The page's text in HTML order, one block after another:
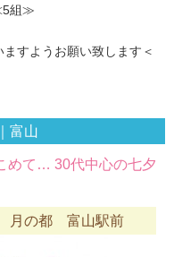
組≫
すようお願い致します＜
富山
めて… 30代中心の七夕
月の都 富山駅前